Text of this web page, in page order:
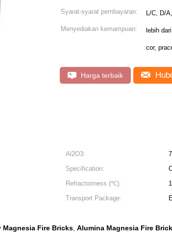
Syarat-syarat pembayaran: L/C, D/
Menyediakan kemampuan: lebih
cor,
Harga terbaik
Al2O3:
Specification:
Refractoriness (℃):
Transport Package:
Magnesia Fire Bricks, Alumina Magnesia Fire